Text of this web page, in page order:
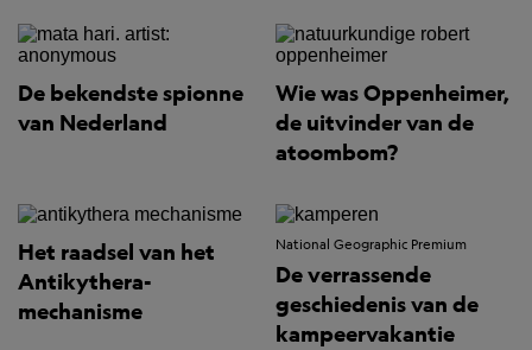
De bekendste spionne
van Nederland
Wie was Oppenheimer,
de uitvinder van de
atoombom?
Het raadsel van het
Antikythera-
mechanisme
National Geographic Premium
De verrassende
geschiedenis van de
kampeervakantie